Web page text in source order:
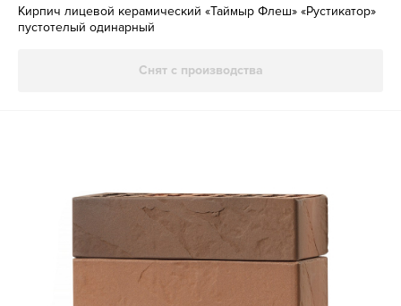
Кирпич лицевой керамический «Таймыр Флеш» «Рустикатор»
пустотелый одинарный
Снят с производства